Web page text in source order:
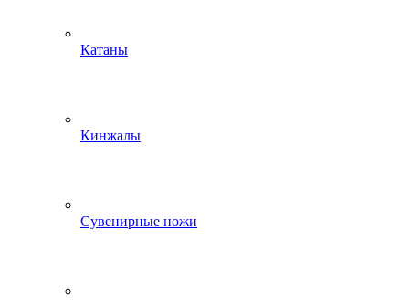
Катаны
Кинжалы
Сувенирные ножи